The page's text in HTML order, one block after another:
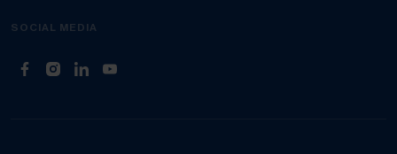
SOCIAL MEDIA
(Öffnet in neuem Tab)
(Öffnet in neuem Tab)
(Öffnet in neuem Tab)
(Öffnet in neuem Tab)